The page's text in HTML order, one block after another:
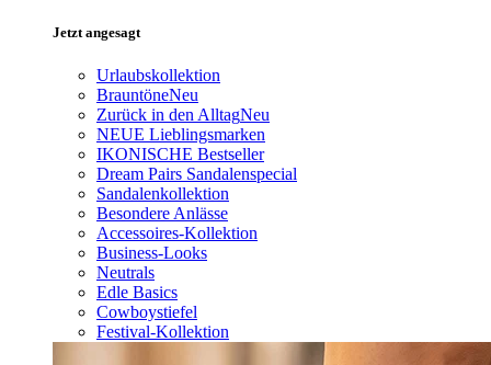
Jetzt angesagt
Urlaubskollektion
BrauntöneNeu
Zurück in den AlltagNeu
NEUE Lieblingsmarken
IKONISCHE Bestseller
Dream Pairs Sandalenspecial
Sandalenkollektion
Besondere Anlässe
Accessoires-Kollektion
Business-Looks
Neutrals
Edle Basics
Cowboystiefel
Festival-Kollektion